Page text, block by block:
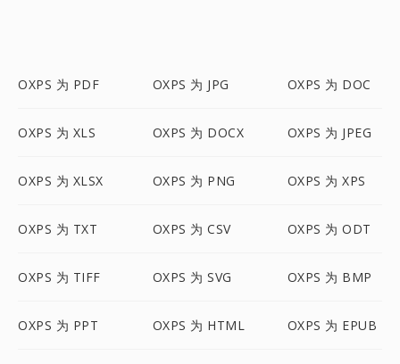
OXPS 为 PDF OXPS 为 JPG OXPS 为 DOC
OXPS 为 XLS OXPS 为 DOCX OXPS 为 JPEG
OXPS 为 XLSX OXPS 为 PNG OXPS 为 XPS
OXPS 为 TXT OXPS 为 CSV OXPS 为 ODT
OXPS 为 TIFF OXPS 为 SVG OXPS 为 BMP
OXPS 为 PPT OXPS 为 HTML OXPS 为 EPUB